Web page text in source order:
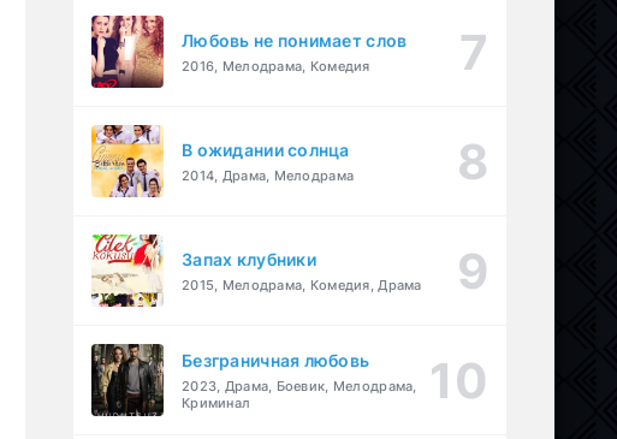
Любовь не понимает слов
2016, Мелодрама, Комедия
В ожидании солнца
2014, Драма, Мелодрама
Запах клубники
2015, Мелодрама, Комедия, Драма
Безграничная любовь
2023, Драма, Боевик, Мелодрама,
Криминал